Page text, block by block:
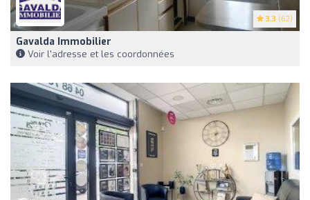
3.3 (62)
Gavalda Immobilier
Voir l'adresse et les coordonnées